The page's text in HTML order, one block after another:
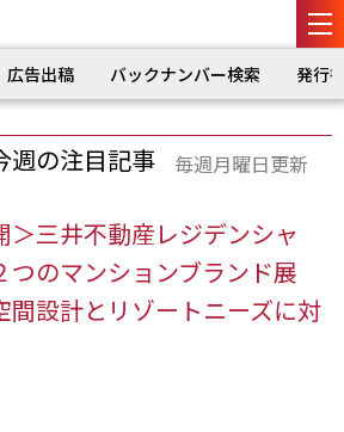
広告出稿 バックナンバー検索 発行
週の注目記事 毎週月曜日更新
＞三井不動産レジデンシャ
のマンションブランド展
設計とリゾートニーズに対